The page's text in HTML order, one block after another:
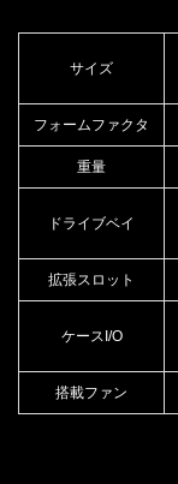
サイズ
フォームファクタ
重量
ドライブベイ
拡張スロット
ケースI/O
搭載ファン